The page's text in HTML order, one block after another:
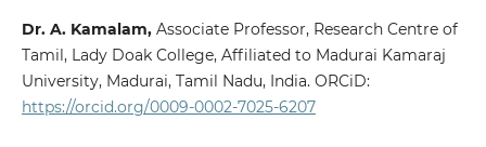
Dr. A. Kamalam, Associate Professor, Research Centre of
Tamil, Lady Doak College, Affiliated to Madurai Kamaraj
University, Madurai, Tamil Nadu, India. ORCiD:
https://orcid.org/0009-0002-7025-6207